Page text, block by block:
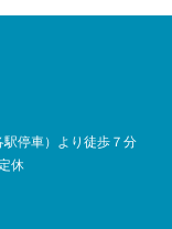
停車）より徒歩７分
休